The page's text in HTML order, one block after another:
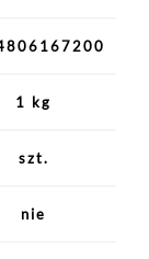
1 kg
szt.
nie